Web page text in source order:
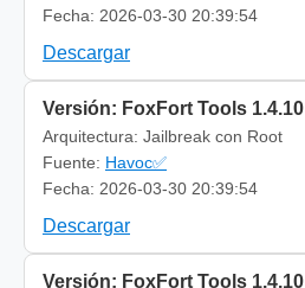
Fecha: 2026-03-30 20:39:54
Descargar
Versión: FoxFort Tools 1.4.10
Arquitectura: Jailbreak con Root
Fuente: Havoc✅
Fecha: 2026-03-30 20:39:54
Descargar
Versión: FoxFort Tools 1.4.10